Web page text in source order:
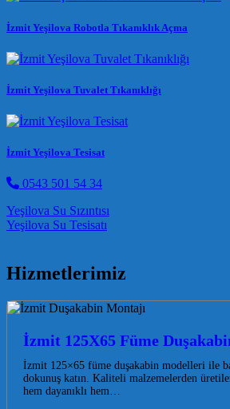
İzmit Yeşilova Robotla Tıkanıklık Açma
İzmit Yeşilova Tuvalet Tıkanıklığı
İzmit Yeşilova Tesisat
0543 501 54 34
Post navigation
Yeşilova Su Sızıntısı
Yeşilova Su Tesisatı
Hizmetlerimiz
İzmit 125X65 Füme
İzmit 125×65 füme duşakabin modelleri ile
dokunuş katın. Kaliteli malzemelerden
hem dayanıklı hem…